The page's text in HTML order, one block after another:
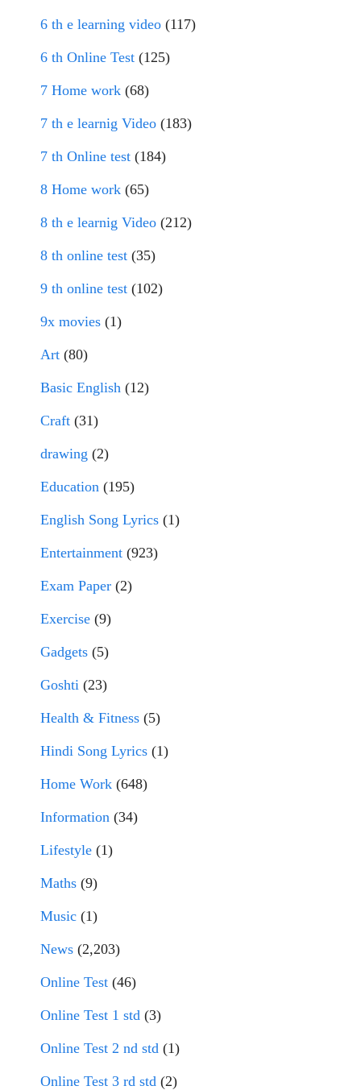
6 th e learning video (117)
6 th Online Test (125)
7 Home work (68)
7 th e learnig Video (183)
7 th Online test (184)
8 Home work (65)
8 th e learnig Video (212)
8 th online test (35)
9 th online test (102)
9x movies (1)
Art (80)
Basic English (12)
Craft (31)
drawing (2)
Education (195)
English Song Lyrics (1)
Entertainment (923)
Exam Paper (2)
Exercise (9)
Gadgets (5)
Goshti (23)
Health & Fitness (5)
Hindi Song Lyrics (1)
Home Work (648)
Information (34)
Lifestyle (1)
Maths (9)
Music (1)
News (2,203)
Online Test (46)
Online Test 1 std (3)
Online Test 2 nd std (1)
Online Test 3 rd std (2)